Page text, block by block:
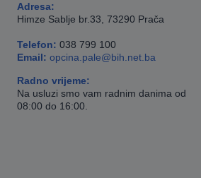
Adresa:
Himze Sablje br.33, 73290 Prača
Telefon: 038 799 100
Email: opcina.pale@bih.net.ba
Radno vrijeme:
Na usluzi smo vam radnim danima od
08:00 do 16:00.